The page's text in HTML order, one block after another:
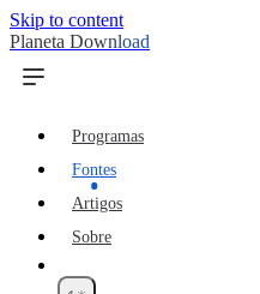
Skip to content
Planeta Download
Programas
Fontes
Artigos
Sobre